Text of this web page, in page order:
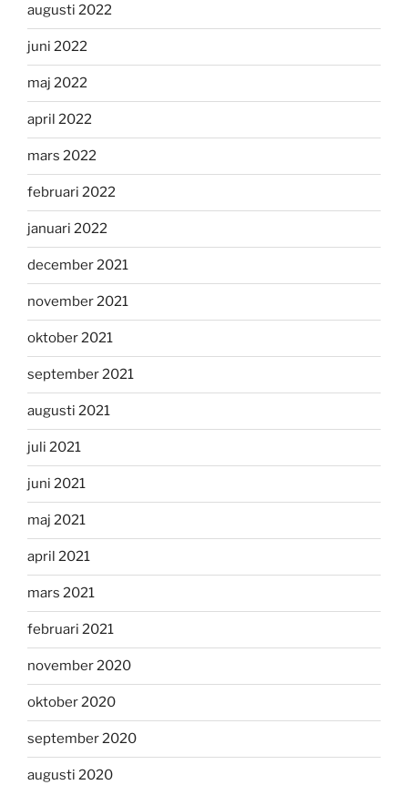
augusti 2022
juni 2022
maj 2022
april 2022
mars 2022
februari 2022
januari 2022
december 2021
november 2021
oktober 2021
september 2021
augusti 2021
juli 2021
juni 2021
maj 2021
april 2021
mars 2021
februari 2021
november 2020
oktober 2020
september 2020
augusti 2020